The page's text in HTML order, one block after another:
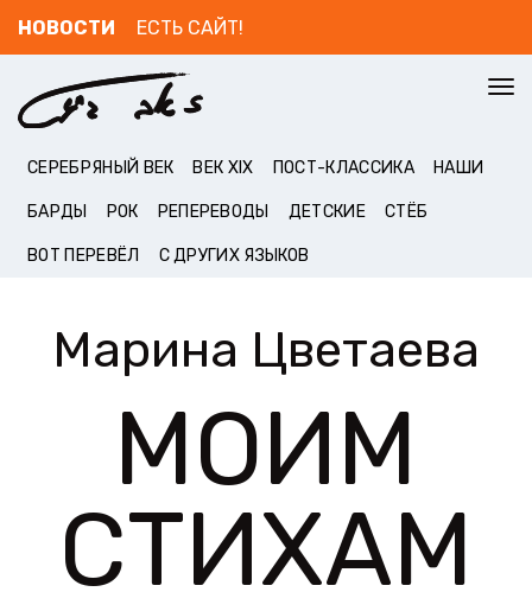
НОВОСТИ ЕСТЬ САЙТ!
СЕРЕБРЯНЫЙ ВЕК ВЕК XIX ПОСТ-КЛАССИКА НАШИ
БАРДЫ РОК РЕПЕРЕВОДЫ ДЕТСКИЕ СТЁБ
ВОТ ПЕРЕВЁЛ С ДРУГИХ ЯЗЫКОВ
Марина Цветаева
МОИМ
СТИХАМ